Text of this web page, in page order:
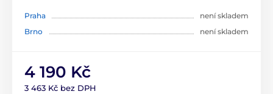
Praha
není skladem
Brno
není skladem
4 190 Kč
3 463 Kč bez DPH